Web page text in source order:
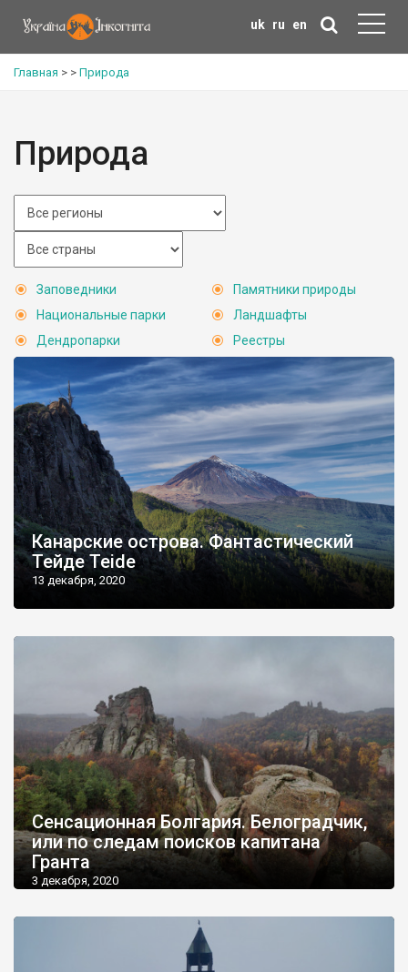
uk ru en
Главная > > Природа
Природа
Заповедники
Национальные парки
Дендропарки
Памятники природы
Ландшафты
Реестры
Канарские острова. Фантастический
Тейде Teide
13 декабря, 2020
Сенсационная Болгария. Белоградчик,
или по следам поисков капитана
Гранта
3 декабря, 2020